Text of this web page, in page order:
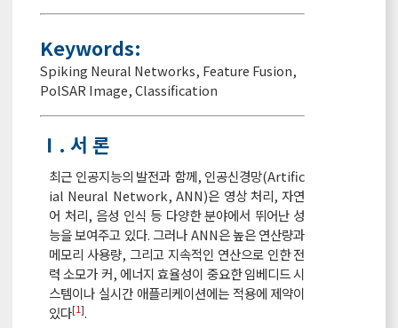
Keywords:
Spiking Neural Networks, Feature Fusion,
PolSAR Image,Classification
Ⅰ. 서 론
최근 인공지능의 발전과 함께, 인공신경망(Artific
ial Neural Network, ANN)은 영상 처리, 자연
어 처리, 음성 인식 등 다양한 분야에서 뛰어난 성
능을 보여주고 있다. 그러나 ANN은 높은 연산량과
메모리 사용량, 그리고 지속적인 연산으로 인한 전
력 소모가 커, 에너지 효율성이 중요한 임베디드 시
스템이나 실시간 애플리케이션에는 적용에 제약이
있다[1].